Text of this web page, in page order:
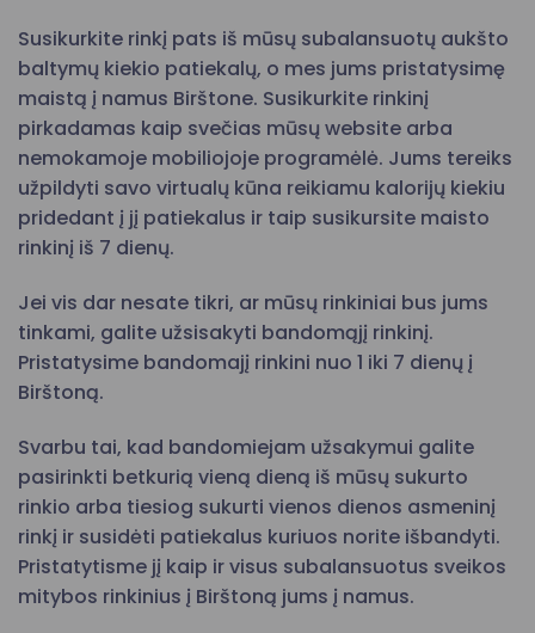
Susikurkite rinkį pats iš mūsų subalansuotų aukšto
baltymų kiekio patiekalų, o mes jums pristatysimę
maistą į namus Birštone. Susikurkite rinkinį
pirkadamas kaip svečias mūsų website arba
nemokamoje mobiliojoje programėlė. Jums tereiks
užpildyti savo virtualų kūna reikiamu kalorijų kiekiu
pridedant į jį patiekalus ir taip susikursite maisto
rinkinį iš 7 dienų.
Jei vis dar nesate tikri, ar mūsų rinkiniai bus jums
tinkami, galite užsisakyti bandomąjį rinkinį.
Pristatysime bandomajį rinkini nuo 1 iki 7 dienų į
Birštoną.
Svarbu tai, kad bandomiejam užsakymui galite
pasirinkti betkurią vieną dieną iš mūsų sukurto
rinkio arba tiesiog sukurti vienos dienos asmeninį
rinkį ir susidėti patiekalus kuriuos norite išbandyti.
Pristatytisme jį kaip ir visus subalansuotus sveikos
mitybos rinkinius į Birštoną jums į namus.